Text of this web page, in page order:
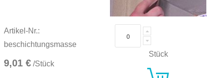
Artikel-Nr.:
beschichtungsmasse
9,01 € /Stück
Stück